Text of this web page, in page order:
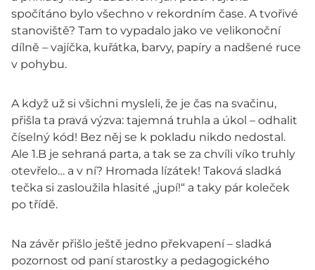
spočítáno bylo všechno v rekordním čase. A tvořivé
stanoviště? Tam to vypadalo jako ve velikonoční
dílně – vajíčka, kuřátka, barvy, papíry a nadšené ruce
v pohybu.
A když už si všichni mysleli, že je čas na svačinu,
přišla ta pravá výzva: tajemná truhla a úkol – odhalit
číselný kód! Bez něj se k pokladu nikdo nedostal.
Ale 1.B je sehraná parta, a tak se za chvíli víko truhly
otevřelo… a v ní? Hromada lízátek! Taková sladká
tečka si zasloužila hlasité „jupí!“ a taky pár koleček
po třídě.
Na závěr přišlo ještě jedno překvapení – sladká
pozornost od paní starostky a pedagogického